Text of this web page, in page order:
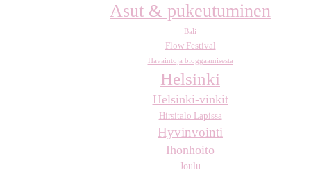
Asut & pukeutuminen
Bali
Flow Festival
Havaintoja bloggaamisesta
Helsinki
Helsinki-vinkit
Hirsitalo Lapissa
Hyvinvointi
Ihonhoito
Joulu